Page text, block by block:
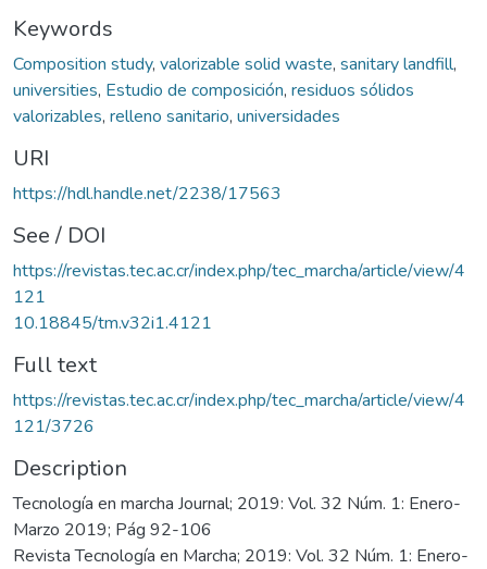
Keywords
Composition study, valorizable solid waste, sanitary landfill,
universities, Estudio de composición, residuos sólidos
valorizables, relleno sanitario, universidades
URI
https://hdl.handle.net/2238/17563
See / DOI
https://revistas.tec.ac.cr/index.php/tec_marcha/article/view/4
121
10.18845/tm.v32i1.4121
Full text
https://revistas.tec.ac.cr/index.php/tec_marcha/article/view/4
121/3726
Description
Tecnología en marcha Journal; 2019: Vol. 32 Núm. 1: Enero-
Marzo 2019; Pág 92-106
Revista Tecnología en Marcha; 2019: Vol. 32 Núm. 1: Enero-